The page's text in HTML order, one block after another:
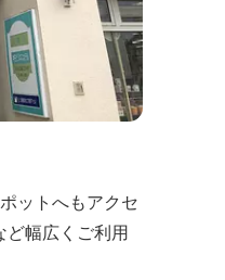
ットへもアクセ
ど幅広くご利用